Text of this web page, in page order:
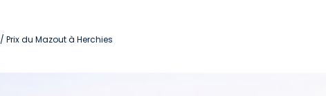
/ Prix du Mazout à Herchies